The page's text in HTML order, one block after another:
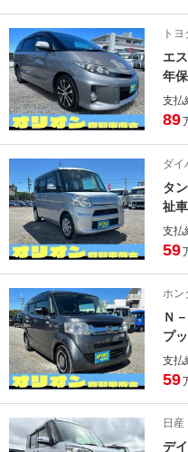
ー
トヨ
エ
年
ダ
ド
ー
支払
89
ダイ
タ
祉
ー
ス
支払
59
ホン
Ｎ
プ
個
ビ
品
支払
59
日産
デ